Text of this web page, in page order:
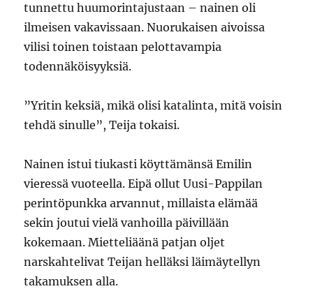
tunnettu huumorintajustaan – nainen oli
ilmeisen vakavissaan. Nuorukaisen aivoissa
vilisi toinen toistaan pelottavampia
todennäköisyyksiä.
”Yritin keksiä, mikä olisi katalinta, mitä voisin
tehdä sinulle”, Teija tokaisi.
Nainen istui tiukasti köyttämänsä Emilin
vieressä vuoteella. Eipä ollut Uusi-Pappilan
perintöpunkka arvannut, millaista elämää
sekin joutui vielä vanhoilla päivillään
kokemaan. Mietteliäänä patjan oljet
narskahtelivat Teijan helläksi läimäytellyn
takamuksen alla.